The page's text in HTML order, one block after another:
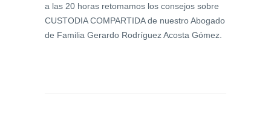
a las 20 horas retomamos los consejos sobre
CUSTODIA COMPARTIDA de nuestro Abogado
de Familia Gerardo Rodríguez Acosta Gómez.